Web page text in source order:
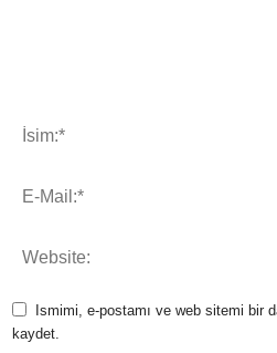
Ismimi, e-postamı ve web sitemi bir
kaydet.